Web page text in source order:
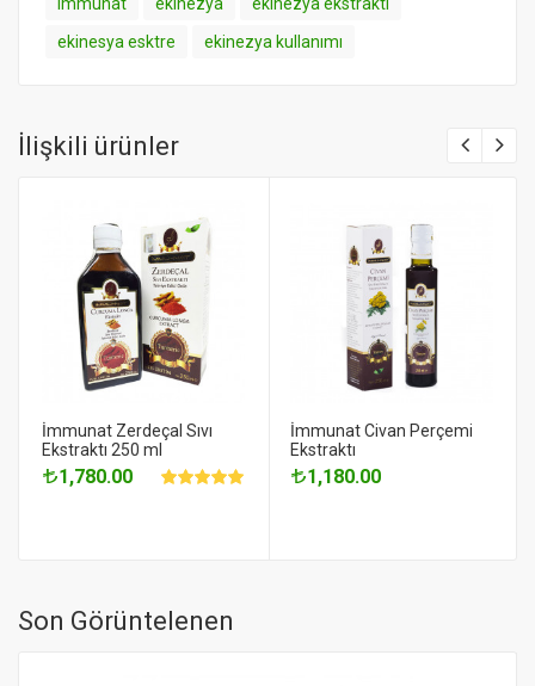
ekinesya esktre
ekinezya kullanımı
İlişkili ürünler
İmmunat Zerdeçal Sıvı
Ekstraktı 250 ml
1,780.00
İmmunat Civan Perçemi
Ekstraktı
1,180.00
Son Görüntelenen